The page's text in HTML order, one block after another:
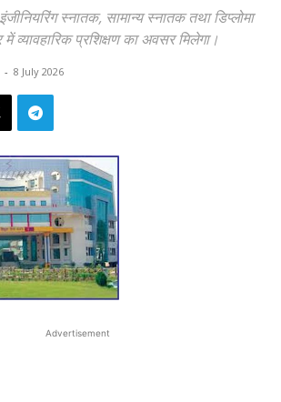
स्नातक, सामान्य स्नातक तथा डिप्लोमा
में व्यावहारिक प्रशिक्षण का अवसर मिलेगा।
- 8 July 2026
Advertisement